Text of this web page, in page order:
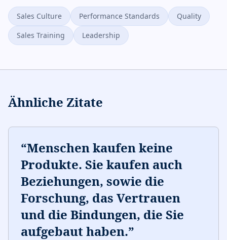
Sales Culture Performance Standards
Quality
Sales Training
Leadership
Ähnliche Zitate
“Menschen kaufen keine
Produkte. Sie kaufen auch
Beziehungen, sowie die
Forschung, das Vertrauen
und die Bindungen, die Sie
aufgebaut haben.”